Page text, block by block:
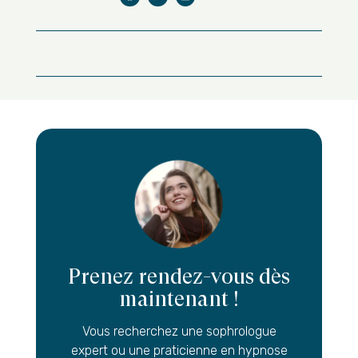
Prenez rendez-vous dès
maintenant !
Vous recherchez une sophrologue
expert ou une praticienne en hypnose